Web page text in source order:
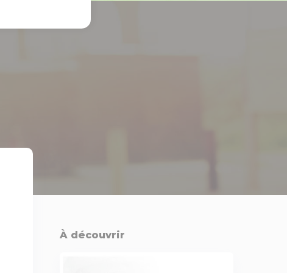
À découvrir